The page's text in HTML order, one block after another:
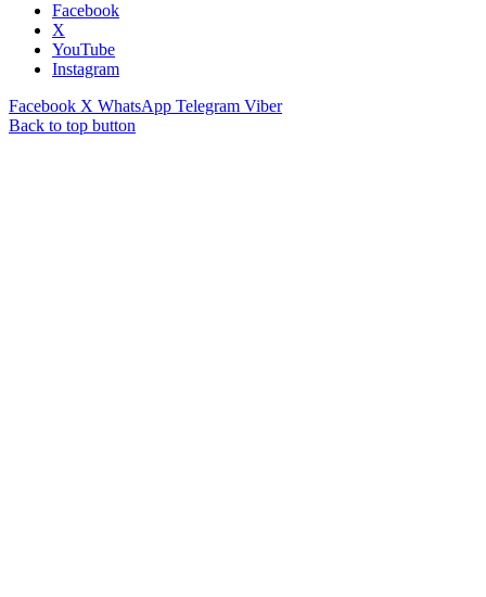
Facebook
X
YouTube
Instagram
Facebook X WhatsApp Telegram Viber
Back to top button